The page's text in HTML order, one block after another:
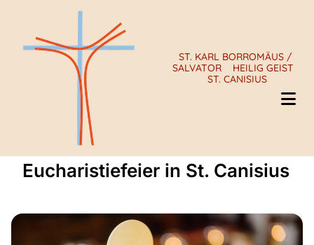
ST. KARL BORROMÄUS /
SALVATOR
HEILIG GEIST
ST. CANISIUS
Eucharistiefeier in St. Canisius